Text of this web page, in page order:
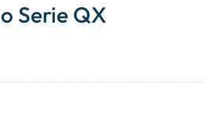
Serie QX